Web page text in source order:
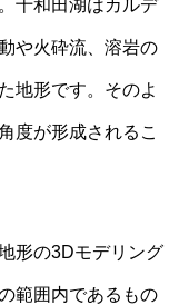
十和田湖はカルデ
や火砕流、溶岩の
地形です。そのよ
度が形成されるこ
形の3Dモデリング
範囲内であるもの